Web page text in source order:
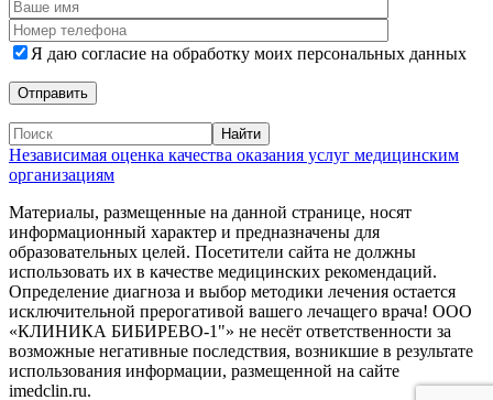
Я даю согласие на обработку моих персональных данных
Независимая оценка качества оказания услуг медицинским
организациям
Материалы, размещенные на данной странице, носят
информационный характер и предназначены для
образовательных целей. Посетители сайта не должны
использовать их в качестве медицинских рекомендаций.
Определение диагноза и выбор методики лечения остается
исключительной прерогативой вашего лечащего врача! ООО
«КЛИНИКА БИБИРЕВО-1"» не несёт ответственности за
возможные негативные последствия, возникшие в результате
использования информации, размещенной на сайте
imedclin.ru.